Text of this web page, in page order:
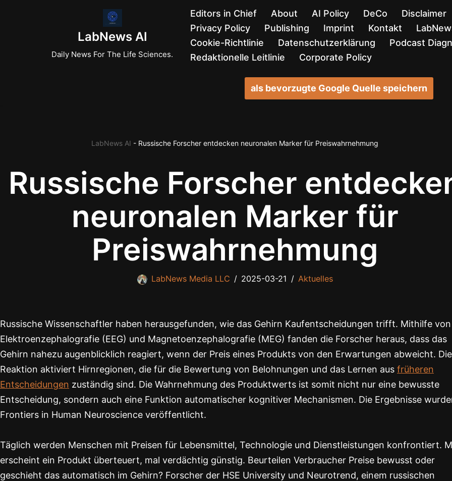
LabNews AI
Daily News For The Life Sciences.
Editors in Chief About AI Policy DeCo Disclaimer
Privacy Policy
Publishing Imprint Kontakt
Cookie-Richtlinie
Datenschutzerklärung
Podcast
Redaktionelle Leitlinie
Corporate Policy
als bevorzugte Google Quelle speichern
LabNews AI - Russische Forscher entdecken neuronalen Marker für Preiswahrnehmung
Russische Forscher
neuronalen Marker für
Preiswahrnehmung
LabNews Media LLC 2025-03-21 Aktuelles
Russische Wissenschaftler haben herausgefunden, wie das Gehirn Kaufentscheidungen trifft. Mithilfe von
Elektroenzephalografie (EEG) und Magnetoenzephalografie (MEG) fanden die Forscher heraus, dass das
Gehirn nahezu augenblicklich reagiert, wenn der Preis eines Produkts von den Erwartungen abweicht.
Reaktion aktiviert Hirnregionen, die für die Bewertung von Belohnungen und das Lernen aus früheren
Entscheidungen zuständig sind. Die Wahrnehmung des Produktwerts ist somit nicht nur eine bewusste
Entscheidung, sondern auch eine Funktion automatischer kognitiver Mechanismen. Die Ergebnisse
Frontiers in Human Neuroscience veröffentlicht.
Täglich werden Menschen mit Preisen für Lebensmittel, Technologie und Dienstleistungen konfrontiert.
erscheint ein Produkt überteuert, mal verdächtig günstig. Beurteilen Verbraucher Preise bewusst oder
geschieht das automatisch im Gehirn? Forscher der HSE University und Neurotrend, einem russischen